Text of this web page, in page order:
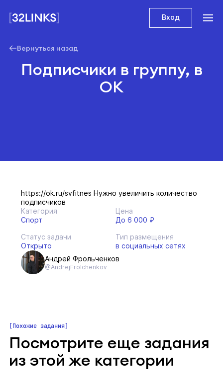
Вход
Вернуться назад
Подписчики в группу, в
ОК
https://ok.ru/svfitnes Нужно увеличить количество
подписчиков
Категория
Спорт
Цена
До 6 000 ₽
Статус задачи
Открыто
Тип размещения
в социальных сетях
Андрей Фрольченков
@AndrejFrolchenkov
Похожие задания
Посмотрите еще задания
из этой же категории